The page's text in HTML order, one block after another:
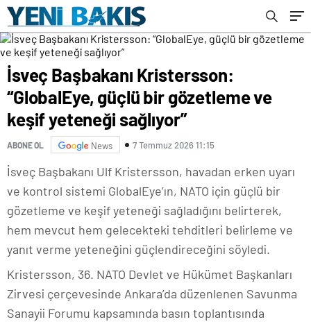
İsveç Başbakanı Kristersson:
“GlobalEye, güçlü bir gözetleme ve
keşif yeteneği sağlıyor”
ABONE OL News 7 Temmuz 2026 11:15
İsveç Başbakanı Ulf Kristersson, havadan erken uyarı
ve kontrol sistemi GlobalEye’ın, NATO için güçlü bir
gözetleme ve keşif yeteneği sağladığını belirterek,
hem mevcut hem gelecekteki tehditleri belirleme ve
yanıt verme yeteneğini güçlendireceğini söyledi.
Kristersson, 36. NATO Devlet ve Hükümet Başkanları
Zirvesi çerçevesinde Ankara’da düzenlenen Savunma
Sanayii Forumu kapsamında basın toplantısında